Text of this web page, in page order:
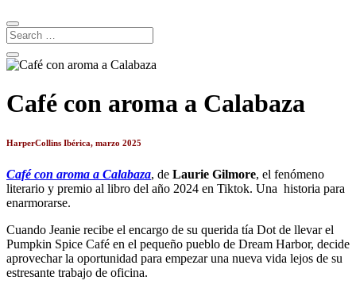
Café con aroma a Calabaza
HarperCollins Ibérica, marzo 2025
Café con aroma a Calabaza, de Laurie Gilmore, el fenómeno
literario y premio al libro del año 2024 en Tiktok. Una historia para
enarmorarse.
Cuando Jeanie recibe el encargo de su querida tía Dot de llevar el
Pumpkin Spice Café en el pequeño pueblo de Dream Harbor, decide
aprovechar la oportunidad para empezar una nueva vida lejos de su
estresante trabajo de oficina.